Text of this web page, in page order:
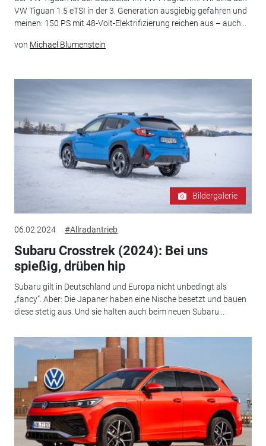
VW Tiguan 1.5 eTSI in der 3. Generation ausgiebig gefahren und
meinen: 150 PS mit 48-Volt-Elektrifizierung reichen aus – auch...
von Michael Blumenstein
Bildergalerie
06.02.2024 #Allradantrieb
Subaru Crosstrek (2024): Bei uns
spießig, drüben hip
Subaru gilt in Deutschland und Europa nicht unbedingt als
„fancy“. Aber: Die Japaner haben eine Nische besetzt und bauen
diese stetig aus. Und sie halten auch beim neuen Subaru...